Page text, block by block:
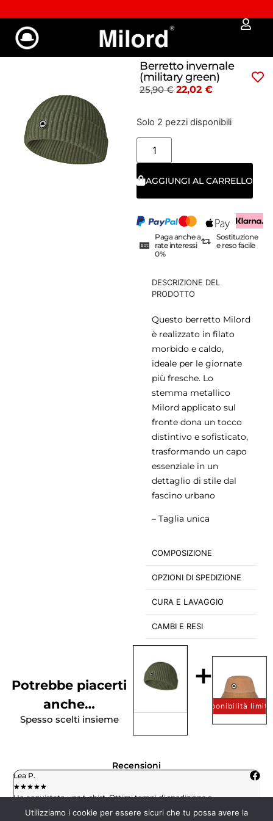
Approfitta dei Saldi | fino al - 40% OFF!
Berretto invernale
(military green)
25,90€ 22,02 €
Solo 2 pezzi disponibili
AGGIUNGI AL CARRELLO
Paga anche a
rate interessi
0%
Sostituzione
e reso facile
DESCRIZIONE DEL
PRODOTTO
Questo berretto Milord
è realizzato in filato
morbido e caldo,
ideale per le giornate
più fresche. Lo
stemma metallico
Milord applicato sul
fronte dona un tocco
distintivo e sofisticato,
trasformando un capo
essenziale in un
dettaglio di stile dal
fascino urbano
– Taglia unica
COMPOSIZIONE
OPZIONI DI SPEDIZIONE
CURA E LAVAGGIO
CAMBI E RESI
Potrebbe piacerti
anche…
Spesso scelti insieme
+
Disponibilità
Recensioni
una t-shirt. Ottimi tempi di spedizione e
Giuseppe M.
Prodotti di
Utilizziamo i cookie per essere sicuri che tu possa avere la